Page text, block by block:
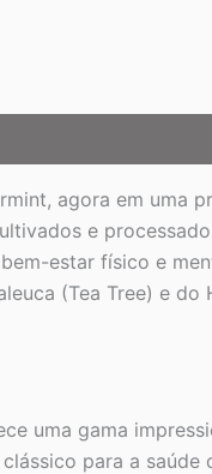
agora em uma
e
estar físico e
(Tea Tree) e do
uma gama
para a saúde